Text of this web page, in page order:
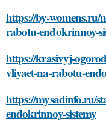
https://by-womens.ru/
rabotu-endokrinnoy-
https://krasivyj-
vliyaet-na-rabotu-
https://mysadinfo.ru/
endokrinnoy-sistemy